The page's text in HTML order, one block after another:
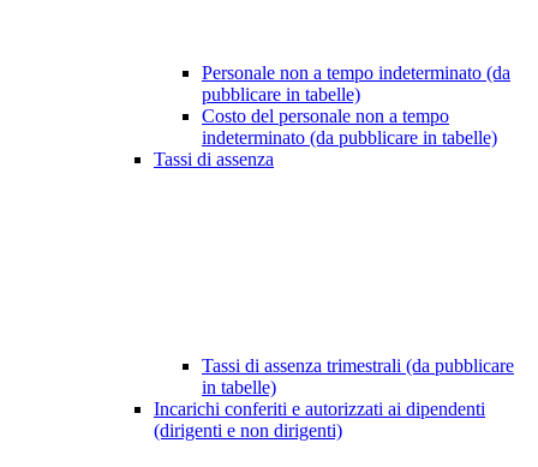
Personale non a tempo indeterminato (da
pubblicare in tabelle)
Costo del personale non a tempo
indeterminato (da pubblicare in tabelle)
Tassi di assenza
Tassi di assenza trimestrali (da pubblicare
in tabelle)
Incarichi conferiti e autorizzati ai dipendenti
(dirigenti e non dirigenti)